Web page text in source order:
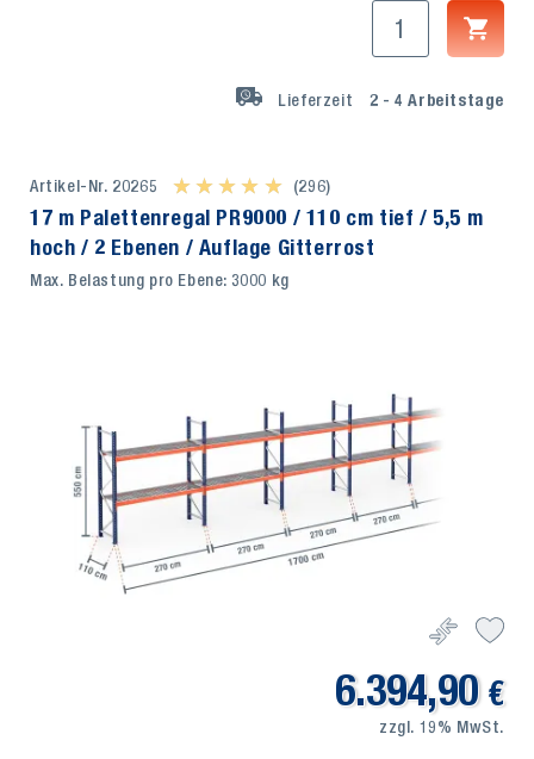
Lieferzeit 2 - 4 Arbeitstage
Artikel-Nr. 20265 ★ ★ ★ ★ ★
★ ★ ★ ★ ★ (296)
17 m Palettenregal PR9000 / 110 cm tief / 5,5 m
hoch / 2 Ebenen / Auflage Gitterrost
Max. Belastung pro Ebene: 3000 kg
6.394,90 €
zzgl. 19% MwSt.